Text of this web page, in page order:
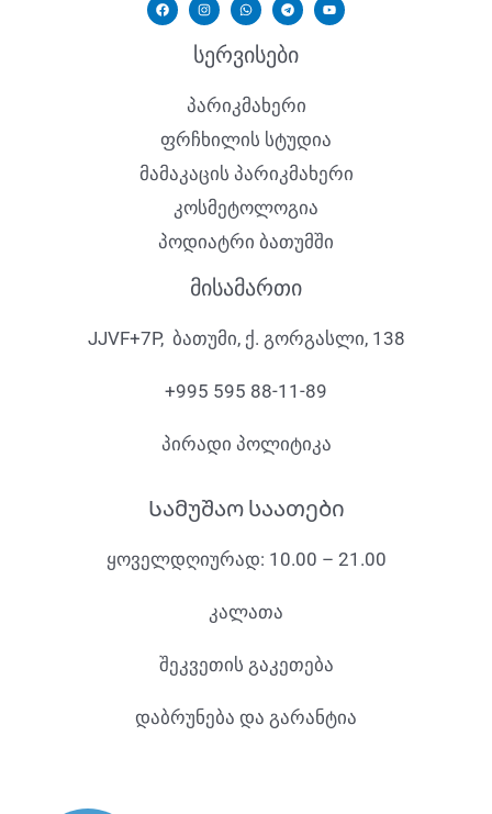
სერვისები
პარიკმახერი
ფრჩხილის სტუდია
მამაკაცის პარიკმახერი
კოსმეტოლოგია
პოდიატრი ბათუმში
მისამართი
JJVF+7P, ბათუმი, ქ. გორგასლი, 138
+995 595 88-11-89
პირადი პოლიტიკა
Სამუშაო საათები
ყოველდღიურად: 10.00 – 21.00
კალათა
შეკვეთის გაკეთება
დაბრუნება და გარანტია